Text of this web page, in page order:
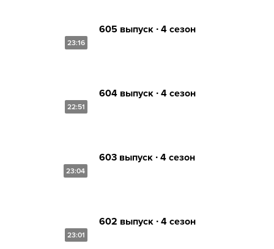
23:16
605 выпуск ∙ 4 сезон
22:51
604 выпуск ∙ 4 сезон
23:04
603 выпуск ∙ 4 сезон
23:01
602 выпуск ∙ 4 сезон